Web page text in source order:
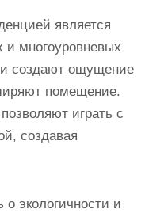
является
и многоуровневых
создают ощущение
помещение.
играть с
создавая
о экологичности и